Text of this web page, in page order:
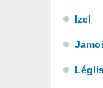
Izel